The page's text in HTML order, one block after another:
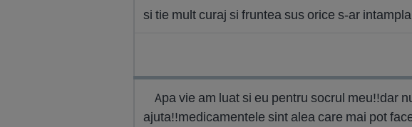
si tie mult curaj si fruntea sus orice s-ar intampla
Apa vie am luat si eu pentru socrul meu!!dar
ajuta!!medicamentele sint alea care mai pot